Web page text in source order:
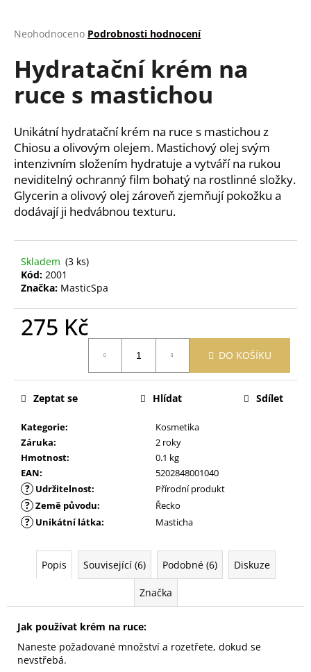
Průměrné
produktu
je
hvězdiček.
Neohodnoceno Podrobnosti hodnocení
Hydratační krém na
ruce s mastichou
Unikátní hydratační krém na ruce s mastichou z
Chiosu a olivovým olejem. Mastichový olej svým
intenzivním složením hydratuje a vytváří na rukou
neviditelný ochranný film bohatý na rostlinné složky.
Glycerin a olivový olej zároveň zjemňují pokožku a
dodávají ji hedvábnou texturu.
Skladem (3 ks)
Kód: 2001
Značka: MasticSpa
275 Kč
DO KOŠÍKU
Kategorie:
Kosmetika
Záruka:
2 roky
Hmotnost:
0.1 kg
EAN: 5202848001040
? Udržitelnost: Přírodní produkt
? Země původu: Řecko
? Unikátní látka: Masticha
Zeptat se Hlídat Sdílet
Popis Související (6) Podobné (6) Diskuze
Značka
Jak používat krém na ruce:
Naneste požadované množství a rozetřete, dokud se
nevstřebá.
j
t
?
HLEDAT
D
o
o
č
u
OBAL
NA
ZDRAVOTNÍ
OČKOVACÍ
PRŮKAZ
ŽIRAFA
ŽLUTÁ
395